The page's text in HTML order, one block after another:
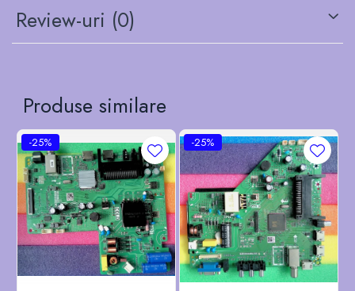
Review-uri (0)
Produse similare
-25% -25%